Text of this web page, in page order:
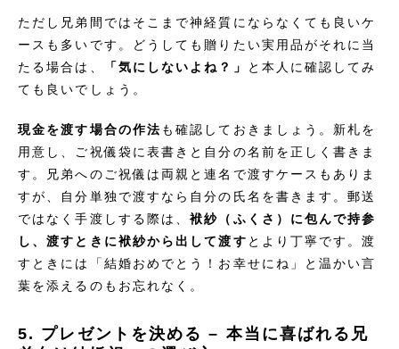
ただし兄弟間ではそこまで神経質にならなくても良いケ
ースも多いです。どうしても贈りたい実用品がそれに当
たる場合は、
「気にしないよね？」
と本人に確認してみ
ても良いでしょう。
現金を渡す場合の作法 も確認しておきましょう。新札を
用意し、ご祝儀袋に表書きと自分の名前を正しく書きま
す。兄弟へのご祝儀は両親と連名で渡すケースもありま
すが、自分単独で渡すなら自分の氏名を書きます。郵送
ではなく手渡しする際は、袱紗（ふくさ）に包んで持参
し、渡すときに袱紗から出して渡す とより丁寧です。渡
すときには「結婚おめでとう！お幸せにね」と温かい言
葉を添えるのもお忘れなく。
5. プレゼントを決める – 本当に喜ばれる兄